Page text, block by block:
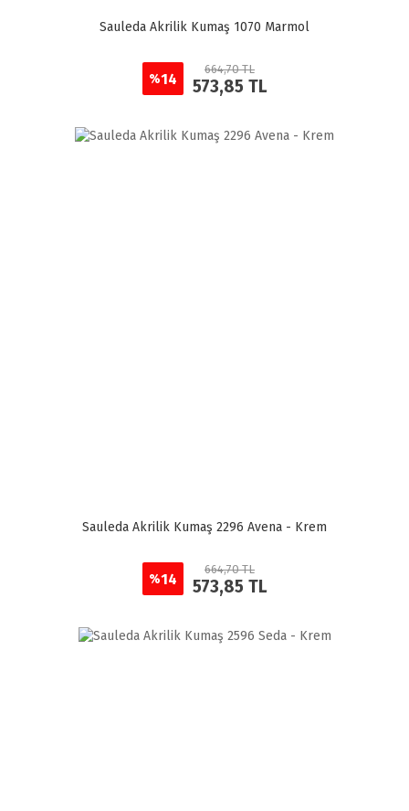
Sauleda Akrilik Kumaş 1070 Marmol
%14
664,70 TL
573,85 TL
Sauleda Akrilik Kumaş 2296 Avena - Krem
%14
664,70 TL
573,85 TL